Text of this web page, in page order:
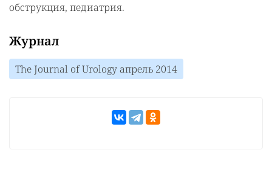
обструкция, педиатрия.
Журнал
The Journal of Urology апрель 2014